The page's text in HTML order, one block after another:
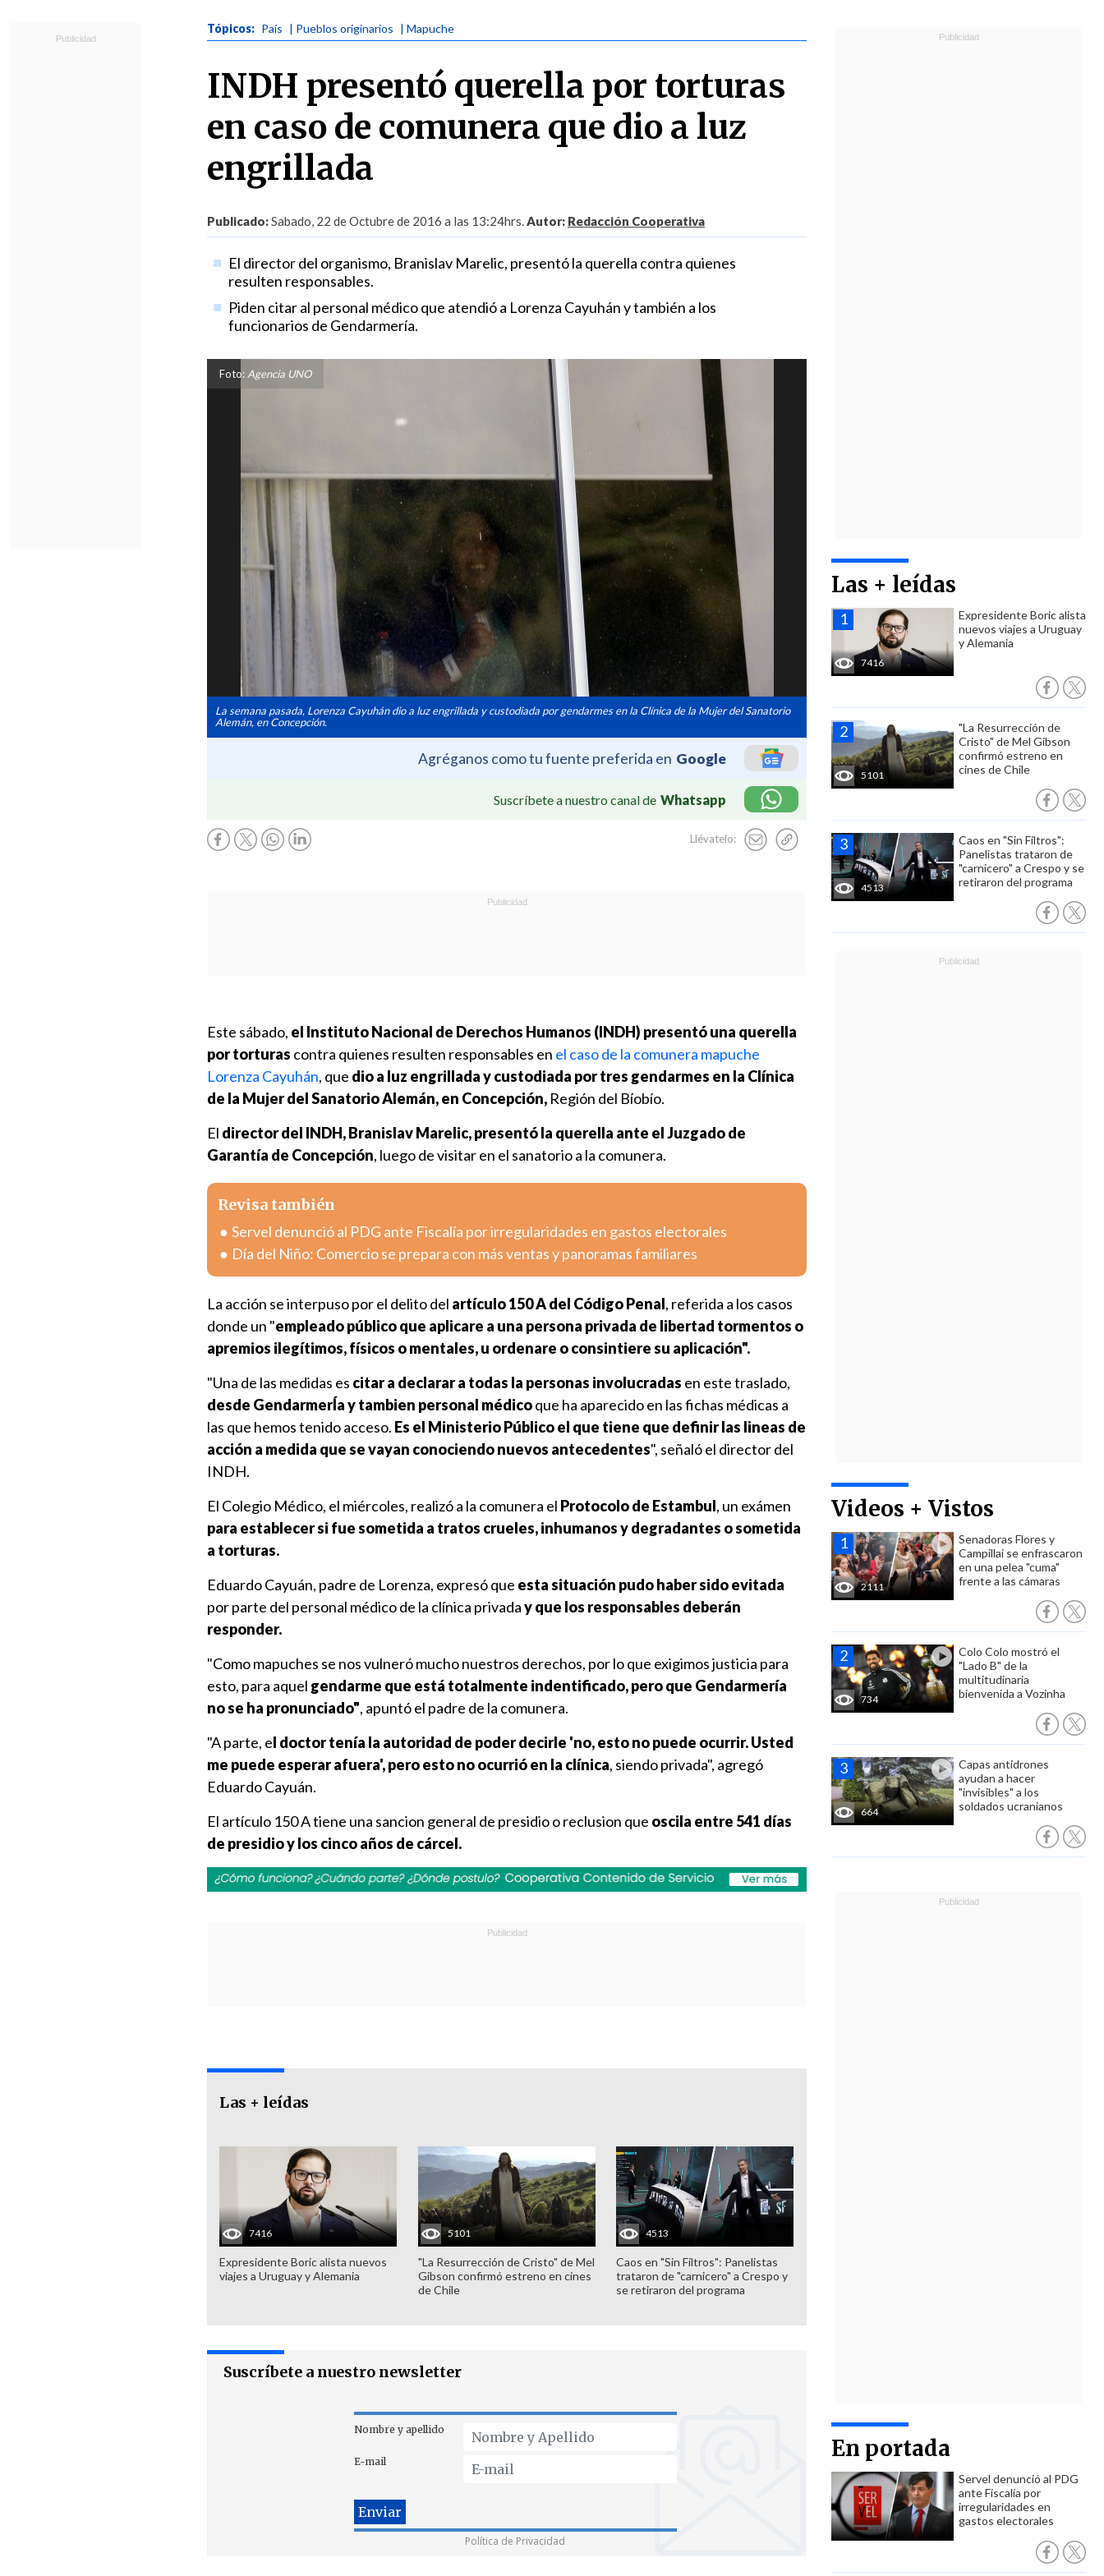
Tópicos: País | Pueblos originarios | Mapuche
INDH presentó querella por torturas
en caso de comunera que dio a luz
engrillada
Publicado:Sabado, 22 de Octubre de 2016 a las 13:24hrs.Autor: Redacción Cooperativa
El director del organismo, Branislav Marelic, presentó la querella contra quienes
resulten responsables.
Piden citar al personal médico que atendió a Lorenza Cayuhán y también a los
funcionarios de Gendarmería.
Foto: Agencia UNO
La semana pasada, Lorenza Cayuhán dio a luz engrillada y custodiada por gendarmes en la Clínica de la Mujer del Sanatorio
Alemán, en Concepción.
Agréganos como tu fuente preferida en Google
Suscríbete a nuestro canal de Whatsapp
Llévatelo:
Las + leídas
7416
Expresidente Boric alista
nuevos viajes a Uruguay
y Alemania
5101
"La Resurrección de
Cristo" de Mel Gibson
confirmó estreno en
cines de Chile
4513
Caos en "Sin Filtros":
Panelistas trataron de
"carnicero" a Crespo y se
retiraron del programa
Videos + Vistos
2111
Senadoras Flores y
Campillai se enfrascaron
en una pelea "cuma"
frente a las cámaras
734
Colo Colo mostró el
"Lado B" de la
multitudinaria
bienvenida a Vozinha
664
Capas antidrones
ayudan a hacer
"invisibles" a los
soldados ucranianos
En portada
Servel denunció al PDG
ante Fiscalía por
irregularidades en
gastos electorales
Este sábado, el Instituto Nacional de Derechos Humanos (INDH) presentó una querella
por torturas contra quienes resulten responsables en el caso de la comunera mapuche
Lorenza Cayuhán, que dio a luz engrillada y custodiada por tres gendarmes en la Clínica
de la Mujer del Sanatorio Alemán, en Concepción, Región del Bíobío.
El director del INDH,Branislav Marelic, presentó la querella ante el Juzgado de
Garantía de Concepción, luego de visitar en el sanatorio a la comunera.
Revisa también
Servel denunció al PDG ante Fiscalía por irregularidades en gastos electorales
Día del Niño: Comercio se prepara con más ventas y panoramas familiares
La acción se interpuso por el delito del artículo 150 A del Código Penal, referida a los casos
donde un "empleado público que aplicare a una persona privada de libertad tormentos o
apremios ilegítimos, físicos o mentales, u ordenare o consintiere su aplicación".
"Una de las medidas es citar a declarar a todas la personas involucradas en este traslado,
desde GendarmerÍa y tambien personal médicoque ha aparecido en las fichas médicas a
las que hemos tenido acceso. Es el Ministerio Público el que tiene que definir las lineas de
acción a medida que se vayan conociendo nuevos antecedentes", señaló el director del
INDH.
El Colegio Médico, el miércoles, realizó a la comunera el Protocolo de Estambul, un exámen
para establecer si fue sometida a tratos crueles, inhumanos y degradantes o sometida
a torturas.
Eduardo Cayuán, padre de Lorenza, expresó que esta situación pudo haber sido evitada
por parte del personal médico de la clínica privaday que los responsables deberán
responder.
"Como mapuches se nos vulneró mucho nuestros derechos, por lo que exigimos justicia para
esto, para aquel gendarme que está totalmente indentificado, pero que Gendarmería
no se ha pronunciado", apuntó el padre de la comunera.
"A parte, el doctor tenía la autoridad de poder decirle 'no, esto no puede ocurrir. Usted
me puede esperar afuera', pero esto no ocurrió en la clínica, siendo privada", agregó
Eduardo Cayuán.
El artículo 150 A tiene una sancion general de presidio o reclusion que oscila entre 541 días
de presidio y los cinco años de cárcel.
Las + leídas
7416
Expresidente Boric alista nuevos
viajes a Uruguay y Alemania
5101
"La Resurrección de Cristo" de Mel
Gibson confirmó estreno en cines
de Chile
4513
Caos en "Sin Filtros": Panelistas
trataron de "carnicero" a Crespo y
se retiraron del programa
Suscríbete a nuestro newsletter
Nombre y apellido
E-mail
Política de Privacidad